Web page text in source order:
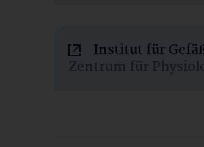
Institut für
Zentrum für